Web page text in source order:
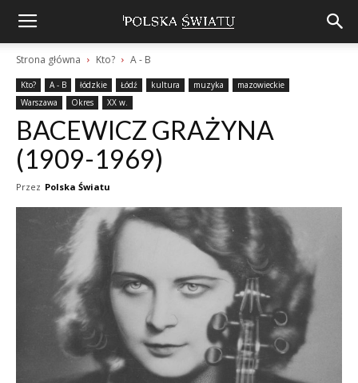
Strona główna Kto? A - B
Kto? A - B łódzkie Łódź kultura muzyka
mazowieckie
Warszawa
Okres XX w.
BACEWICZ GRAŻYNA
(1909-1969)
Przez Polska Światu